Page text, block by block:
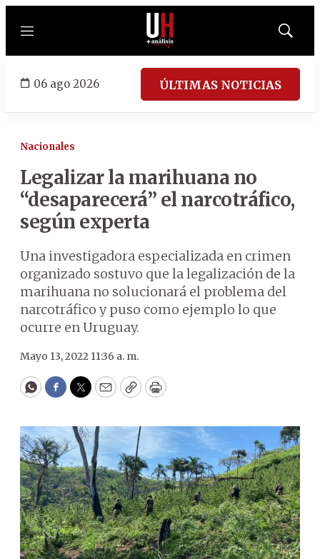
Menú
Mostrar
06 ago 2026 ÚLTIMAS NOTICIAS
Nacionales
Legalizar la marihuana no
“desaparecerá” el narcotráfico,
según experta
Una investigadora especializada en crimen
organizado sostuvo que la legalización de la
marihuana no solucionará el problema del
narcotráfico y puso como ejemplo lo que
ocurre en Uruguay.
Mayo 13, 2022 11:36 a. m.
WhatsApp
Facebook
Twitter
EmailCopyPrint